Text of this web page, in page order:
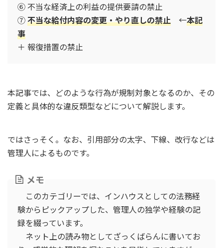
⑥ 不当な経済上の利益の提供要請の禁止
⑦不当な給付内容の変更・やり直しの禁止 ←本記
事
＋ 報復措置の禁止
本記事では、どのような行為が規制対象となるのか、その
定義と具体的な違反類型などについて解説します。
ではさっそく。なお、引用部分の太字、下線、改行などは
管理人によるものです。
メモ
このカテゴリーでは、インハウスとしての法務経
験からピックアップした、管理人の独学や経験の記
録を綴っています。
ネット上の読み物としてざっくばらんに書いてお